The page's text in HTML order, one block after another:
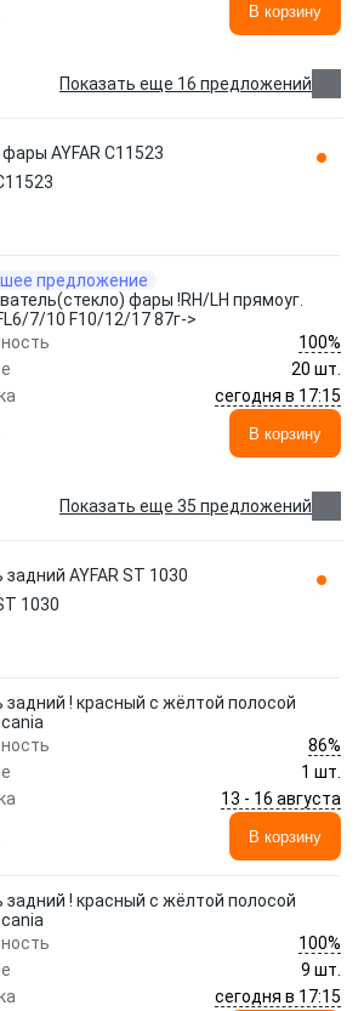
В корзину
Показать еще 16 предложений
AYFAR C11523
предложение
фары !RH/LH прямоуг.
7/10 F10/12/17 87г->
100%
20 шт.
сегодня в 17:15
В корзину
Показать еще 35 предложений
AYFAR ST 1030
1030
задний ! красный с жёлтой полосой
86%
1 шт.
13 - 16 августа
В корзину
задний ! красный с жёлтой полосой
100%
9 шт.
сегодня в 17:15